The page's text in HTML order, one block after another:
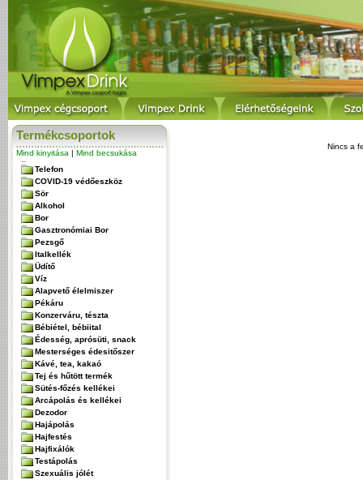
Termékcsoportok
Mind kinyitása | Mind becsukása
Telefon
COVID-19 védőeszköz
Sör
Alkohol
Bor
Gasztronómiai Bor
Pezsgő
Italkellék
Üdítő
Víz
Alapvető élelmiszer
Pékáru
Konzerváru, tészta
Bébiétel, bébiital
Édesség, aprósüti, snack
Mesterséges édesitőszer
Kávé, tea, kakaó
Tej és hűtött termék
Sütés-főzés kellékei
Arcápolás és kellékei
Dezodor
Hajápolás
Hajfestés
Hajfixálók
Testápolás
Szexuális jólét
Nincs a